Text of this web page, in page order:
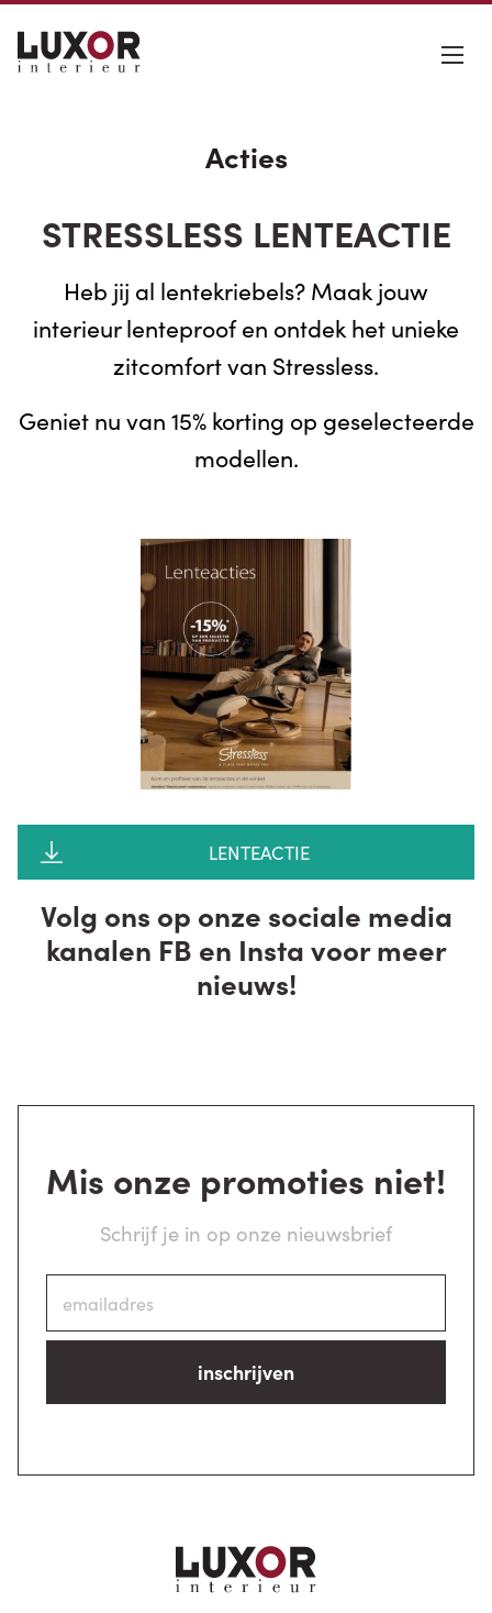
Acties
STRESSLESS LENTEACTIE
Heb jij al lentekriebels? Maak jouw
interieur lenteproof en ontdek het unieke
zitcomfort van Stressless.
Geniet nu van 15% korting op geselecteerde
modellen.
LENTEACTIE
Volg ons op onze sociale media
kanalen FB en Insta voor meer
nieuws!
Mis onze promoties niet!
Schrijf je in op onze nieuwsbrief
inschrijven